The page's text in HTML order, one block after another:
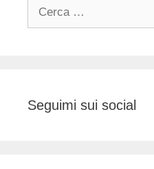
Seguimi sui social